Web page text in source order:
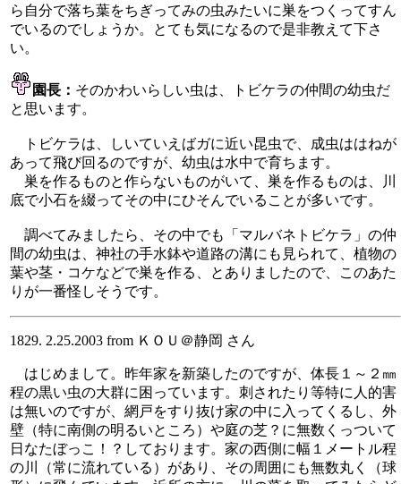
ら自分で落ち葉をちぎってみの虫みたいに巣をつくってすん
でいるのでしょうか。とても気になるので是非教えて下さ
い。
園長： そのかわいらしい虫は、トビケラの仲間の幼虫だ
と思います。
トビケラは、しいていえばガに近い昆虫で、成虫ははねが
あって飛び回るのですが、幼虫は水中で育ちます。
巣を作るものと作らないものがいて、巣を作るものは、川
底で小石を綴ってその中にひそんでいることが多いです。
調べてみましたら、その中でも「マルバネトビケラ」の仲
間の幼虫は、神社の手水鉢や道路の溝にも見られて、植物の
葉や茎・コケなどで巣を作る、とありましたので、このあた
りが一番怪しそうです。
1829. 2.25.2003 from ＫＯＵ＠静岡 さん
はじめまして。昨年家を新築したのですが、体長１～２㎜
程の黒い虫の大群に困っています。刺されたり等特に人的害
は無いのですが、網戸をすり抜け家の中に入ってくるし、外
壁（特に南側の明るいところ）や庭の芝？に無数くっついて
日なたぼっこ！？しております。家の西側に幅１メートル程
の川（常に流れている）があり、その周囲にも無数丸く（球